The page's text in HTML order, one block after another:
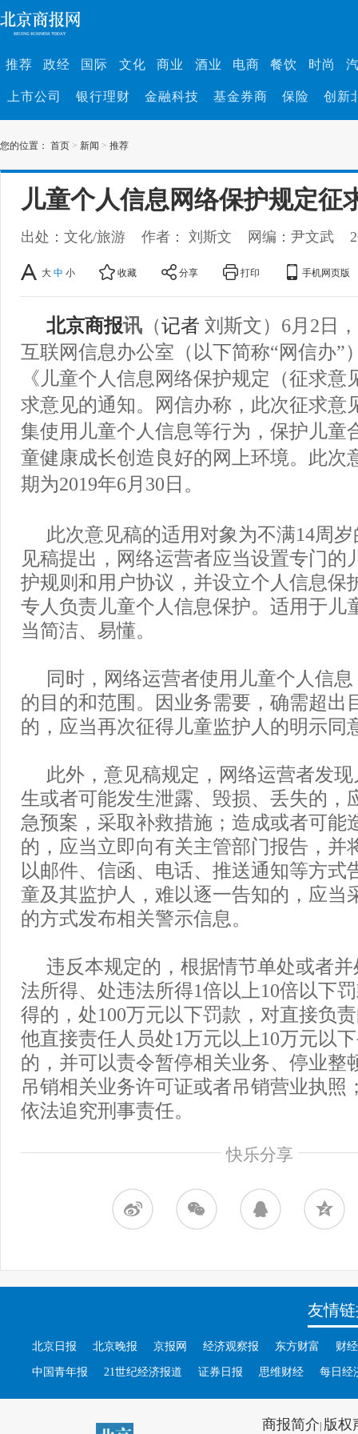
推荐 政经 国际 文化 商业 酒业 电商 餐饮 时尚
上市公司 银行理财 金融科技 基金券商 保险 创新
您的位置： 首页 > 新闻 > 推荐
儿童个人信息网络保护规定征
出处：文化/旅游 作者： 刘斯文 网编：尹文武
大 中 小 收藏 分享 打印 手机网页版
北京商报讯 （记者 刘斯文）6月2日
互联网信息办公室（以下简称“网信办”
《儿童个人信息网络保护规定（征求意
求意见的通知。网信办称，此次征求意
集使用儿童个人信息等行为，保护儿童
童健康成长创造良好的网上环境。此次
期为2019年6月30日。
此次意见稿的适用对象为不满14周
见稿提出，网络运营者应当设置专门的
护规则和用户协议，并设立个人信息保
专人负责儿童个人信息保护。适用于儿
当简洁、易懂。
同时，网络运营者使用儿童个人信
的目的和范围。因业务需要，确需超出
的，应当再次征得儿童监护人的明示同
此外，意见稿规定，网络运营者发
生或者可能发生泄露、毁损、丢失的，
急预案，采取补救措施；造成或者可能
的，应当立即向有关主管部门报告，并
以邮件、信函、电话、推送通知等方式
童及其监护人，难以逐一告知的，应当
的方式发布相关警示信息。
违反本规定的，根据情节单处或者
法所得、处违法所得1倍以上10倍以下
得的，处100万元以下罚款，对直接负
他直接责任人员处1万元以上10万元以
的，并可以责令暂停相关业务、停业整
吊销相关业务许可证或者吊销营业执照
依法追究刑事责任。
快乐分享
友情
北京日报 北京晚报 京报网 经济观察报 东方财富 财
中国青年报 21世纪经济报道 证券日报 思维财经 每日经
商报简介| 版权